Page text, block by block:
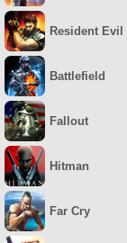
Resident Evil
Battlefield
Fallout
Hitman
Far Cry